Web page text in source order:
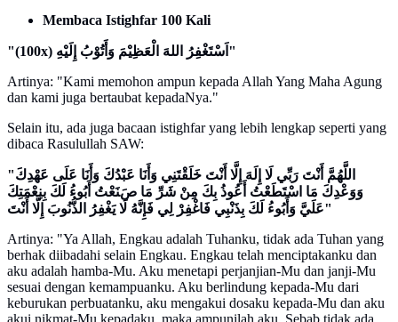
Membaca Istighfar 100 Kali
"(100x) اَسْتَغْفِرُ اللهَ الْعَظِيْمَ وَأَتُوْبُ إِلَيْهِ"
Artinya: "Kami memohon ampun kepada Allah Yang Maha Agung
dan kami juga bertaubat kepadaNya."
Selain itu, ada juga bacaan istighfar yang lebih lengkap seperti yang
dibaca Rasulullah SAW:
"اللَّهُمَّ أَنْتَ رَبِّي لَا إِلَهَ إِلَّا أَنْتَ خَلَقْتَنِي وَأَنَا عَبْدُكَ وَأَنَا عَلَى عَهْدِكَ
وَوَعْدِكَ مَا اسْتَطَعْتُ أَعُوذُ بِكَ مِنْ شَرِّ مَا صَنَعْتُ أَبُوءُ لَكَ بِنِعْمَتِكَ
عَلَيَّ وَأَبُوءُ لَكَ بِذَنْبِي فَاغْفِرْ لِي فَإِنَّهُ لَا يَغْفِرُ الذُّنُوبَ إِلَّا أَنْتَ"
Artinya: "Ya Allah, Engkau adalah Tuhanku, tidak ada Tuhan yang
berhak diibadahi selain Engkau. Engkau telah menciptakanku dan
aku adalah hamba-Mu. Aku menetapi perjanjian-Mu dan janji-Mu
sesuai dengan kemampuanku. Aku berlindung kepada-Mu dari
keburukan perbuatanku, aku mengakui dosaku kepada-Mu dan aku
akui nikmat-Mu kepadaku, maka ampunilah aku. Sebab tidak ada